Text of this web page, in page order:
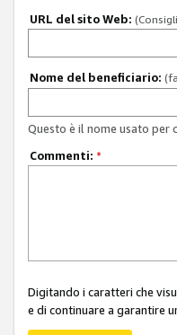
URL del sito Web:
Nome del beneficiario:
Questo è il nome usato per
Commenti: *
Digitando i caratteri che
e di continuare a garantire